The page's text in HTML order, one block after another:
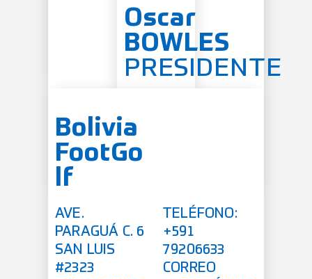
Oscar
BOWLES
PRESIDENTE
Bolivia
FootGo
lf
AVE.
PARAGUÁ C. 6
SAN LUIS
#2323
TELÉFONO:
+591
79206633
CORREO